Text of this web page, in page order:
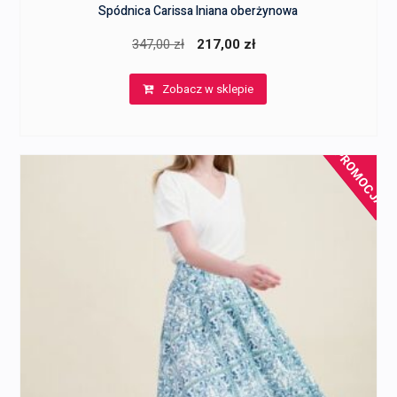
Spódnica Carissa lniana oberżynowa
347,00zł
Pierwotna
wynosiła:
217,00 zł
Zobacz w sklepie
PROMOCJA!